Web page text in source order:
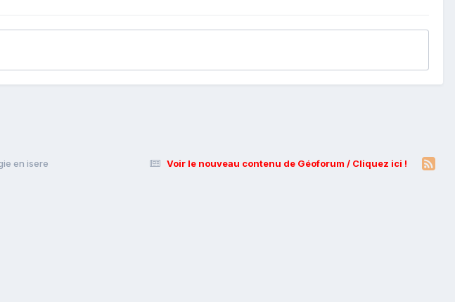
Voir le nouveau contenu de Géoforum / Cliquez ici !
en isere